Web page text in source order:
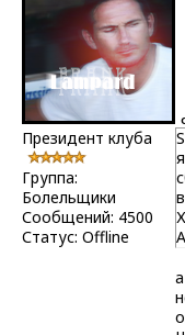
Президент клуба
Группа:
Болельщики
Сообщений: 4500
Статус: Offline